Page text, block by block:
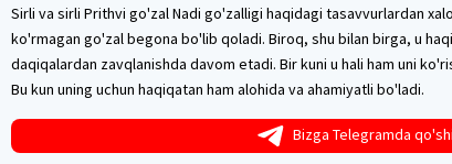
Sirli va sirli Prithvi go'zal Nadi go'zalligi haqidagi tasavvurlardan
ko'rmagan go'zal begona bo'lib qoladi. Biroq, shu bilan birga, u
daqiqalardan zavqlanishda davom etadi. Bir kuni u hali ham uni
Bu kun uning uchun haqiqatan ham alohida va ahamiyatli bo'ladi.
Bizga Telegramda